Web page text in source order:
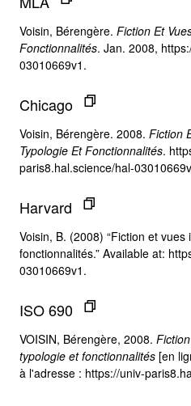
Voisin, Bérengère. Fiction Et
Fonctionnalités. Jan. 2008,
03010669v1.
Chicago
Voisin, Bérengère. 2008. Fiction
Typologie Et Fonctionnalités.
paris8.hal.science/hal-
Harvard
Voisin, B. (2008) “Fiction et
fonctionnalités.” Available at:
03010669v1.
ISO 690
VOISIN, Bérengère, 2008.
typologie et fonctionnalités [en
à l'adresse : https://univ-